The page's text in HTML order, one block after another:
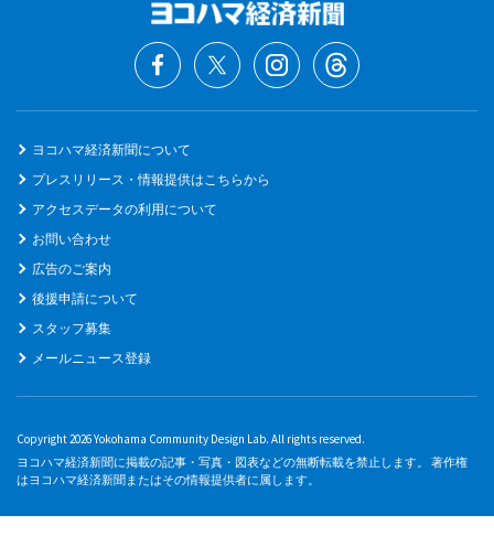
ヨコハマ経済新聞について
プレスリリース・情報提供はこちらから
アクセスデータの利用について
お問い合わせ
広告のご案内
後援申請について
スタッフ募集
メールニュース登録
Copyright 2026 Yokohama Community Design Lab. All rights reserved.
ヨコハマ経済新聞に掲載の記事・写真・図表などの無断転載を禁止します。 著作権
はヨコハマ経済新聞またはその情報提供者に属します。